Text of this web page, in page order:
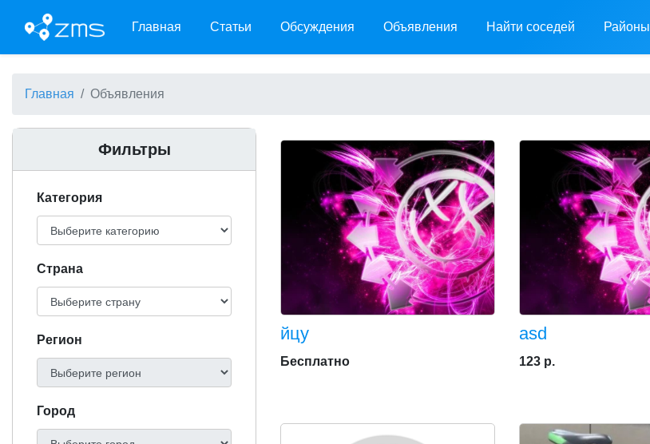
Главная Статьи Обсуждения Объявления Найти соседей Районы
Главная Объявления
Фильтры
Категория
Cтрана
Регион
Город
йцу
Бесплатно
asd
123 р.